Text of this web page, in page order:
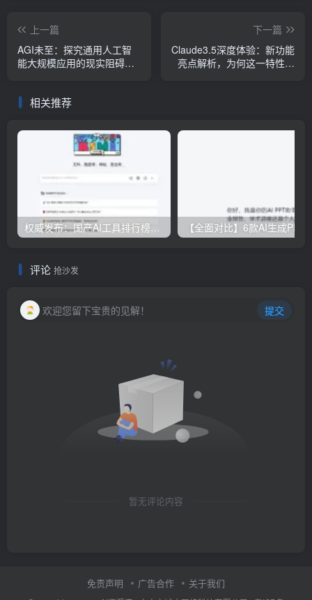
上一篇
AGI未至：探究通用人工智
能大规模应用的现实阻碍与
下一篇
Claude3.5深度体验：新功能
亮点解析，为何这一特性脱
相关推荐
权威发布：国产AI工具排行榜TOP10，必备神器一览无余
评论 抢沙发
欢迎您留下宝贵的见解！ 提交
暂无评论内容
免责声明 广告合作 关于我们